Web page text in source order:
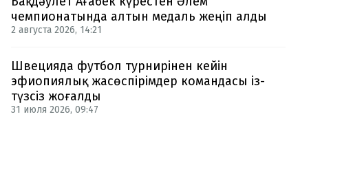
чемпионатында алтын медаль жеңіп алды
2 августа 2026, 14:21
Швецияда футбол турнирінен кейін
эфиопиялық жасөспірімдер командасы із-
түзсіз жоғалды
31 июля 2026, 09:47